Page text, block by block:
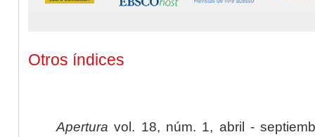
Otros índices
Apertura vol. 18, núm. 1, abril -